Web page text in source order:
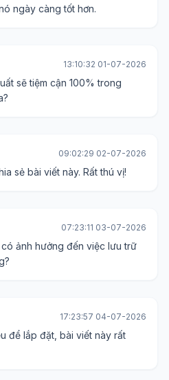
ngày càng tốt hơn.
13:10:32 01-07-2026
sẽ tiệm cận 100% trong
09:02:29 02-07-2026
sẻ bài viết này. Rất thú vị!
07:23:11 03-07-2026
ảnh hưởng đến việc lưu trữ
17:23:57 04-07-2026
để lắp đặt, bài viết này rất